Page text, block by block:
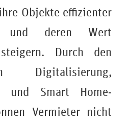
Objekte effizienter
und deren Wert
Durch den
Digitalisierung,
und Smart Home-
Vermieter nicht